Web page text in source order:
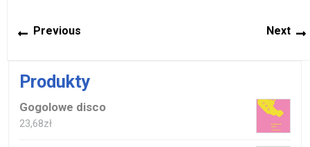
Nawigacja
wpisu
Previous Next
Produkty
Gogolowe disco
23,68zł